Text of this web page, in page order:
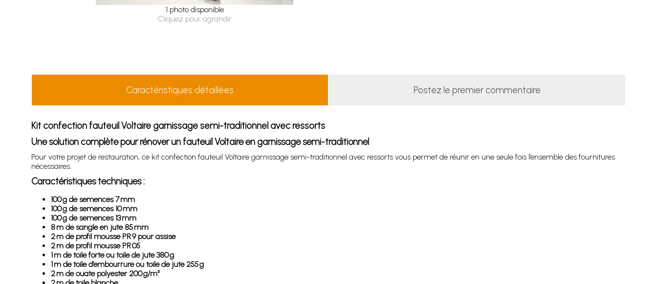
1 photo disponible
Cliquez pour agrandir
Caractéristiques détaillées Postez le premier commentaire
Kit confection fauteuil Voltaire garnissage semi-traditionnel avec ressorts
Une solution complète pour rénover un fauteuil Voltaire en garnissage semi-traditionnel
Pour votre projet de restauration, ce kit confection fauteuil Voltaire garnissage semi-traditionnel avec ressorts vous permet de réunir en une seule fois l’ensemble des fournitures
nécessaires.
Caractéristiques techniques :
100 g de semences 7 mm
100 g de semences 10 mm
100 g de semences 13 mm
8 m de sangle en jute 85 mm
2 m de profil mousse PR 9 pour assise
2 m de profil mousse PR 05
1 m de toile forte ou toile de jute 380 g
1 m de toile d’embourrure ou toile de jute 255 g
2 m de ouate polyester 200 g/m²